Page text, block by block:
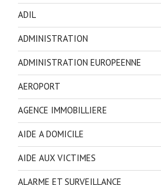
ADIL
ADMINISTRATION
ADMINISTRATION EUROPEENNE
AEROPORT
AGENCE IMMOBILLIERE
AIDE A DOMICILE
AIDE AUX VICTIMES
ALARME ET SURVEILLANCE